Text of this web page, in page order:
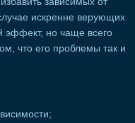
искренне верующих
эффект, но чаще всего
что его проблемы так и